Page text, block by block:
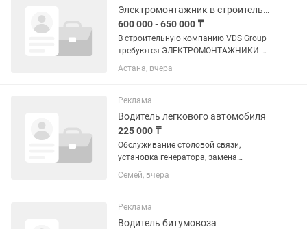
городу и области...
Электромонтажник в строительной организации
600 000 - 650 000 ₸
В строительную компанию VDS Group
требуются ЭЛЕКТРОМОНТАЖНИКИ 📍
Рассматриваем соискателей по всему
Казахстану. ✈️ Частые командировки
работа начинается с 15...
Астана, вчера
Реклама
Водитель легкового автомобиля
225 000 ₸
Обслуживание столовой связи,
установка генератора, замена
оборудования, командировка, личным
авто желательно универсальный или
во время, ГСМ даем +
командировочный...
Семей, вчера
Реклама
Водитель битумовоза